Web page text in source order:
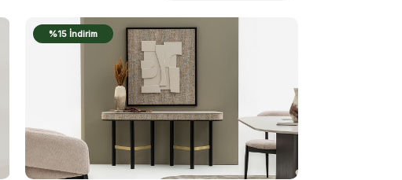
%15 İndirim